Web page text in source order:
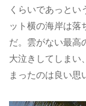
くらいであっと
ット横の海岸は落
だ。雲がない最高
大泣きしてしまい
まったのは良い思